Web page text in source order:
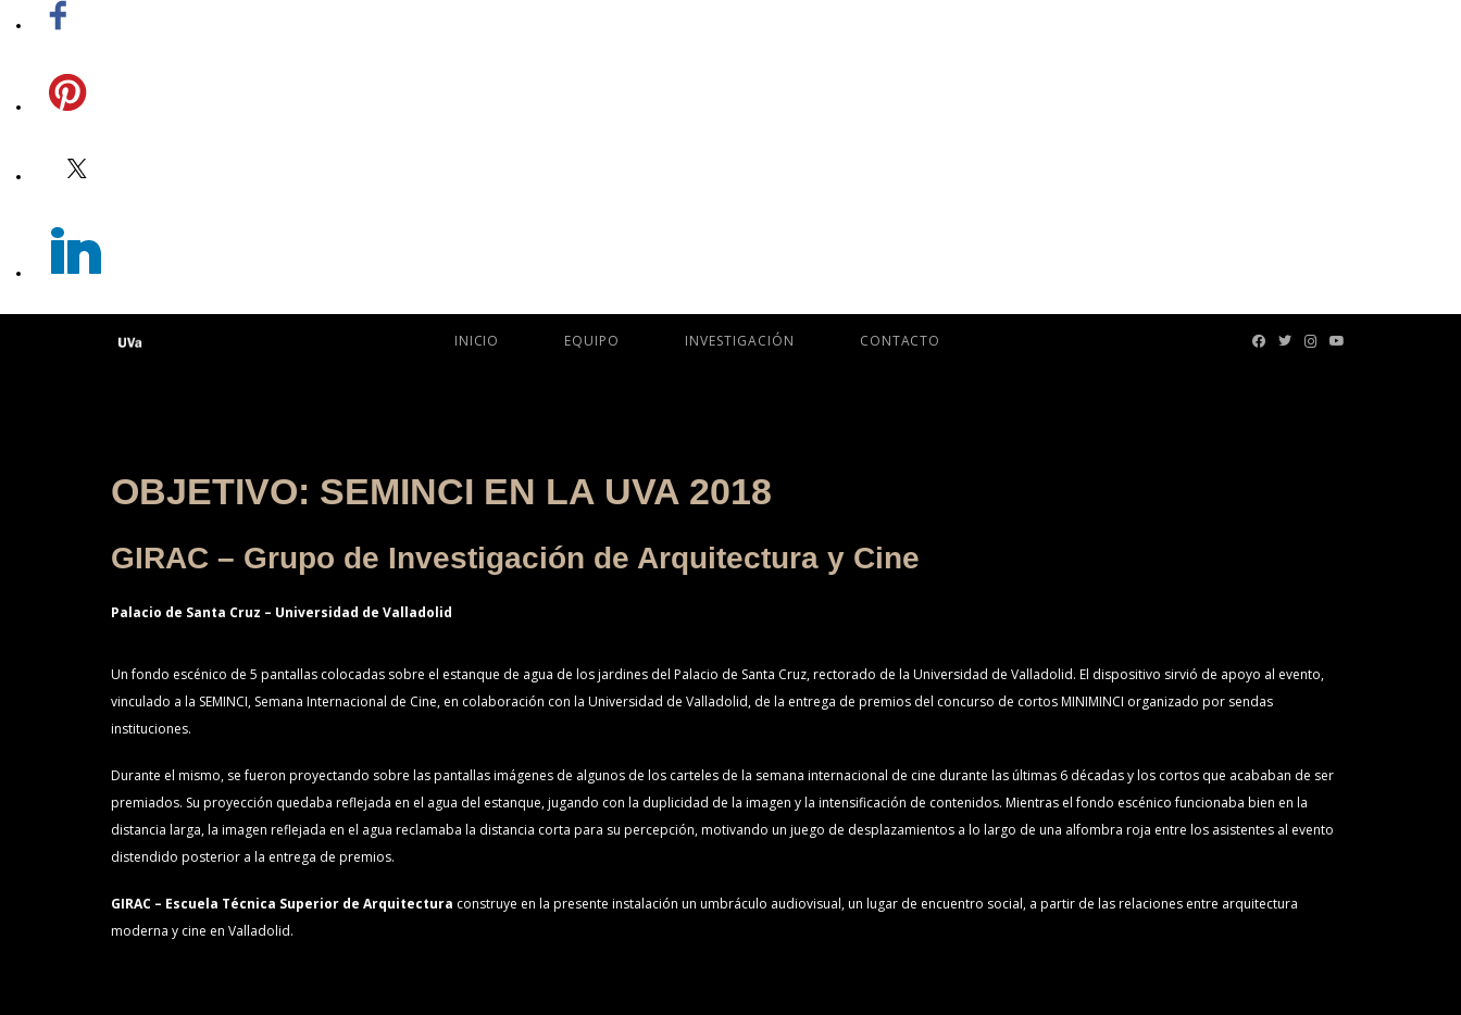
INICIO EQUIPO INVESTIGACIÓN CONTACTO
OBJETIVO: SEMINCI EN LA UVA 2018
GIRAC – Grupo de Investigación de Arquitectura y Cine
Palacio de Santa Cruz – Universidad de Valladolid
Un fondo escénico de 5 pantallas colocadas sobre el estanque de agua de los jardines del Palacio de Santa Cruz, rectorado de la Universidad de Valladolid. El dispositivo sirvió de apoyo al evento,
vinculado a la SEMINCI, Semana Internacional de Cine, en colaboración con la Universidad de Valladolid, de la entrega de premios del concurso de cortos MINIMINCI organizado por sendas
instituciones.
Durante el mismo, se fueron proyectando sobre las pantallas imágenes de algunos de los carteles de la semana internacional de cine durante las últimas 6 décadas y los cortos que acababan de ser
premiados. Su proyección quedaba reflejada en el agua del estanque, jugando con la duplicidad de la imagen y la intensificación de contenidos. Mientras el fondo escénico funcionaba bien en la
distancia larga, la imagen reflejada en el agua reclamaba la distancia corta para su percepción, motivando un juego de desplazamientos a lo largo de una alfombra roja entre los asistentes al evento
distendido posterior a la entrega de premios.
GIRAC – Escuela Técnica Superior de Arquitectura construye en la presente instalación un umbráculo audiovisual, un lugar de encuentro social, a partir de las relaciones entre arquitectura
moderna y cine en Valladolid.